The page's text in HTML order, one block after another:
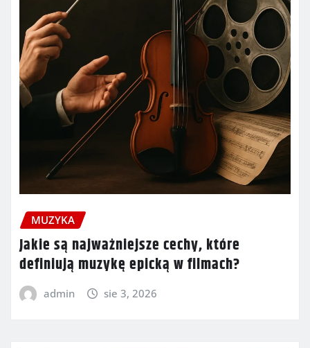
MUZYKA
Jakie są najważniejsze cechy, które
definiują muzykę epicką w filmach?
admin sie 3, 2026